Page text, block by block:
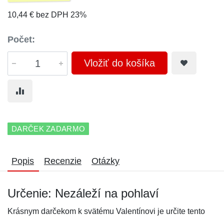
10,44 € bez DPH 23%
Počet:
Vložiť do košíka
DARČEK ZADARMO
Popis Recenzie Otázky
Určenie: Nezáleží na pohlaví
Krásnym darčekom k svätému Valentínovi je určite tento